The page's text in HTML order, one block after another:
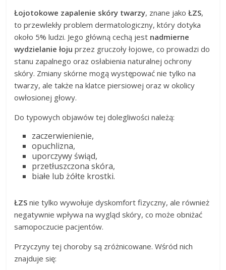
Łojotokowe zapalenie skóry twarzy, znane jakoŁZS,
to przewlekły problem dermatologiczny, który dotyka
około 5% ludzi. Jego główną cechą jest nadmierne
wydzielanie łoju przez gruczoły łojowe, co prowadzi do
stanu zapalnego oraz osłabienia naturalnej ochrony
skóry. Zmiany skórne mogą występować nie tylko na
twarzy, ale także na klatce piersiowej oraz w okolicy
owłosionej głowy.
Do typowych objawów tej dolegliwości należą:
zaczerwienienie,
opuchlizna,
uporczywy świąd,
przetłuszczona skóra,
białe lub żółte krostki.
ŁZS nie tylko wywołuje dyskomfort fizyczny, ale również
negatywnie wpływa na wygląd skóry, co może obniżać
samopoczucie pacjentów.
Przyczyny tej choroby są zróżnicowane. Wśród nich
znajduje się: